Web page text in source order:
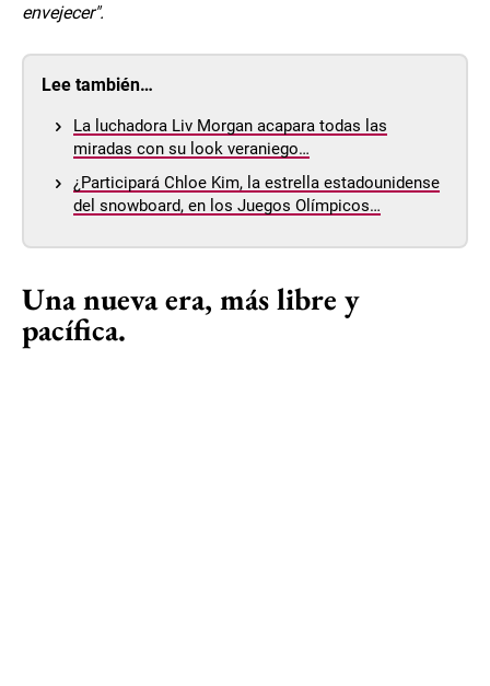
envejecer".
Lee también…
La luchadora Liv Morgan acapara todas las
miradas con su look veraniego…
¿Participará Chloe Kim, la estrella estadounidense
del snowboard, en los Juegos Olímpicos…
Una nueva era, más libre y
pacífica.